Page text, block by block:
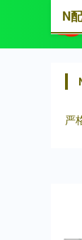
严
N